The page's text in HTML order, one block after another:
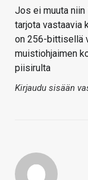
Jos ei muuta
tarjota vastaavia
on 256-bittisellä
muistiohjaimen
piisirulta
Kirjaudu sisään